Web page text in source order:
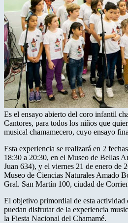
Es el ensayo abierto del coro infantil
Cantores, para todos los niños que
musical chamamecero, cuyo ensayo
Esta experiencia se realizará en 2
18:30 a 20:30, en el Museo de Bellas
Juan 634), y el viernes 21 de enero de
Museo de Ciencias Naturales Amado
Gral. San Martín 100, ciudad de
El objetivo primordial de esta actividad
puedan disfrutar de la experiencia
la Fiesta Nacional del Chamamé.